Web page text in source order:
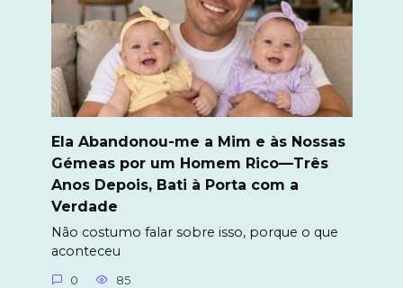
Ela Abandonou-me a Mim e às Nossas
Gémeas por um Homem Rico—Três
Anos Depois, Bati à Porta com a
Verdade
Não costumo falar sobre isso, porque o que
aconteceu
0 85